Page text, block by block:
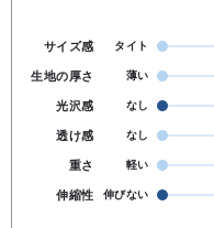
サイズ感 タイト
生地の厚さ 薄い
光沢感 なし
透け感 なし
重さ 軽い
伸縮性 伸びない